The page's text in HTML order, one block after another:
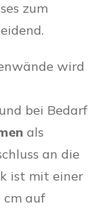
zum
wird
bei Bedarf
als
an die
ist mit einer
cm auf